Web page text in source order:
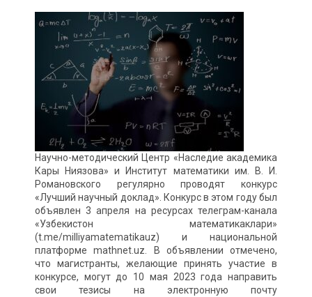
Научно-методический Центр «Наследие академика
Кары Ниязова» и Институт математики им. В. И.
Романовского регулярно проводят конкурс
«Лучший научный доклад». Конкурс в этом году был
объявлен 3 апреля на ресурсах телеграм-канала
«Узбекистон математикаклари»
(t.me/milliyamatematikauz) и национальной
платформе mathnet.uz. В объявлении отмечено,
что магистранты, желающие принять участие в
конкурсе, могут до 10 мая 2023 года направить
свои тезисы на электронную почту